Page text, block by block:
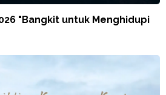
"Bangkit untuk Menghidupi